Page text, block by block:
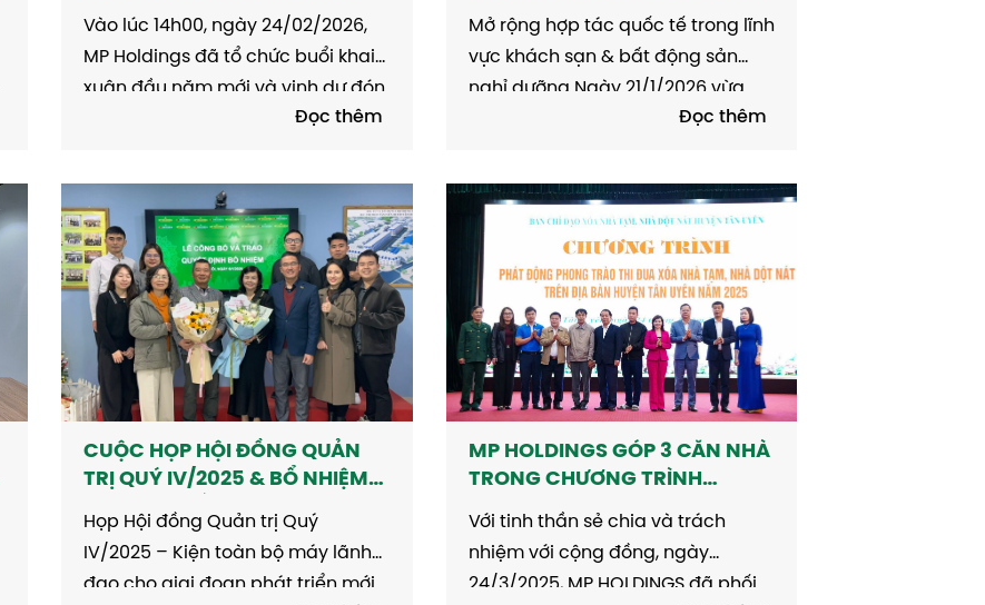
DIỆN TẠP CHÍ NIKKEI BP (NHẬT
Vào lúc 14h00, ngày 24/02/2026,
MP Holdings đã tổ chức buổi khai
xuân đầu năm mới và vinh dự đón
tiếp hai vị khách đến từ Tạp chí
truyền thông hàng đầu tại Nhật
Bản, trực thuộc hệ sinh thái Nikkei,
chuyên...
Đọc thêm
GROUP (INDONESIA)
Mở rộng hợp tác quốc tế trong lĩnh
vực khách sạn & bất động sản
nghỉ dưỡng Ngày 21/1/2026 vừa
qua, MP Holdings vừa tổ chức buổi
hợp tác chiến lược với JAS Hotels
Group – Tập đoàn khách sạn và...
Đọc thêm
CUỘC HỌP HỘI ĐỒNG QUẢN
TRỊ QUÝ IV/2025 & BỔ NHIỆM
NHÂN SỰ CẤP CAO
Họp Hội đồng Quản trị Quý
IV/2025 – Kiện toàn bộ máy lãnh
đạo cho giai đoạn phát triển mới
MP HOLDINGS GÓP 3 CĂN NHÀ
TRONG CHƯƠNG TRÌNH
“CHUNG TAY XÓA NHÀ TẠM”
24/3/2025
Với tinh thần sẻ chia và trách
nhiệm với cộng đồng, ngày
24/3/2025, MP HOLDINGS đã phối